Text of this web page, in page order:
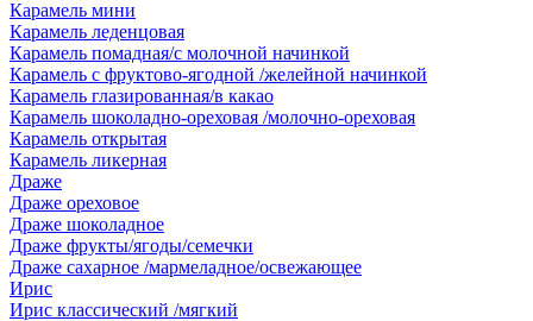
Карамель мини
Карамель леденцовая
Карамель помадная/с молочной начинкой
Карамель с фруктово-ягодной /желейной начинкой
Карамель глазированная/в какао
Карамель шоколадно-ореховая /молочно-ореховая
Карамель открытая
Карамель ликерная
Драже
Драже ореховое
Драже шоколадное
Драже фрукты/ягоды/семечки
Драже сахарное /мармеладное/освежающее
Ирис
Ирис классический /мягкий